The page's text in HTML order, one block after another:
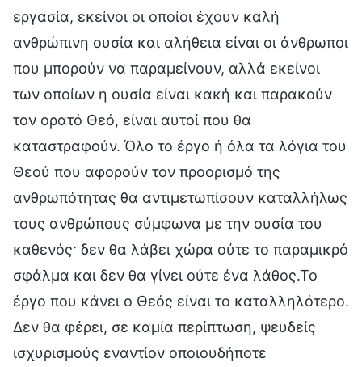
εργασία, εκείνοι οι οποίοι έχουν καλή
ανθρώπινη ουσία και αλήθεια είναι οι άνθρωποι
που μπορούν να παραμείνουν, αλλά εκείνοι
των οποίων η ουσία είναι κακή και παρακούν
τον ορατό Θεό, είναι αυτοί που θα
καταστραφούν. Όλο το έργο ή όλα τα λόγια του
Θεού που αφορούν τον προορισμό της
ανθρωπότητας θα αντιμετωπίσουν καταλλήλως
τους ανθρώπους σύμφωνα με την ουσία του
καθενός· δεν θα λάβει χώρα ούτε το παραμικρό
σφάλμα και δεν θα γίνει ούτε ένα λάθος.Το
έργο που κάνει ο Θεός είναι το καταλληλότερο.
Δεν θα φέρει, σε καμία περίπτωση, ψευδείς
ισχυρισμούς εναντίον οποιουδήποτε